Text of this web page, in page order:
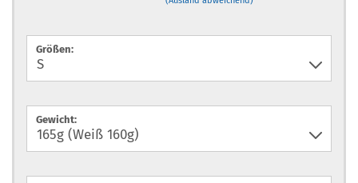
Größen:
Gewicht: